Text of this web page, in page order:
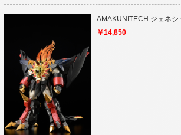
AMAKUNITECH ジェネシ
￥14,850